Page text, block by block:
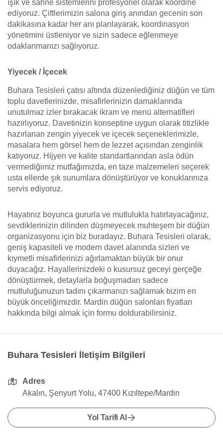
ışık ve sahne sistemlerini profesyonel olarak koordine
ediyoruz. Çiftlerimizin salona giriş anından gecenin son
dakikasına kadar her anı planlayarak, koordinasyon
yönetimini üstleniyor ve sizin sadece eğlenmeye
odaklanmanızı sağlıyoruz.
Yiyecek / İçecek
Buhara Tesisleri çatısı altında düzenlediğiniz düğün ve tüm
toplu davetlerinizde, misafirlerinizin damaklarında
unutulmaz izler bırakacak ikram ve menü alternatifleri
hazırlıyoruz. Davetinizin konseptine uygun olarak titizlikle
hazırlanan zengin yiyecek ve içecek seçeneklerimizle,
masalara hem görsel hem de lezzet açısından zenginlik
katıyoruz. Hijyen ve kalite standartlarından asla ödün
vermediğimiz mutfağımızda, en taze malzemeleri seçerek
usta ellerde şık sunumlara dönüştürüyor ve konuklarınıza
servis ediyoruz.
Hayatınız boyunca gururla ve mutlulukla hatırlayacağınız,
sevdiklerinizin dilinden düşmeyecek muhteşem bir düğün
organizasyonu için biz buradayız. Buhara Tesisleri olarak,
geniş kapasiteli ve modern davet alanında sizleri ve
kıymetli misafirlerinizi ağırlamaktan büyük bir onur
duyacağız. Hayallerinizdeki o kusursuz geceyi gerçeğe
dönüştürmek, detaylarla boğuşmadan sadece
mutluluğunuzun tadını çıkarmanızı sağlamak bizim en
büyük önceliğimizdir. Mardin düğün salonları fiyatları
hakkında bilgi almak için formu doldurabilirsiniz.
Buhara Tesisleri İletişim Bilgileri
Adres
Akalın, Şenyurt Yolu, 47400 Kızıltepe/Mardin
Yol Tarifi Al